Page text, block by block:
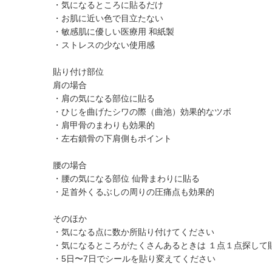
・気になるところに貼るだけ
・お肌に近い色で目立たない
・敏感肌に優しい医療用 和紙製
・ストレスの少ない使用感
貼り付け部位
肩の場合
・肩の気になる部位に貼る
・ひじを曲げたシワの際（曲池）効果的なツボ
・肩甲骨のまわりも効果的
・左右鎖骨の下肩側もポイント
腰の場合
・腰の気になる部位 仙骨まわりに貼る
・足首外くるぶしの周りの圧痛点も効果的
そのほか
・気になる点に数か所貼り付けてください
・気になるところがたくさんあるときは １点１点探
・5日〜7日でシールを貼り変えてください